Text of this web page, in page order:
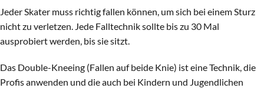
Jeder Skater muss richtig fallen können, um sich bei einem Sturz
nicht zu verletzen. Jede Falltechnik sollte bis zu 30 Mal
ausprobiert werden, bis sie sitzt.
Das Double-Kneeing (Fallen auf beide Knie) ist eine Technik, die
Profis anwenden und die auch bei Kindern und Jugendlichen